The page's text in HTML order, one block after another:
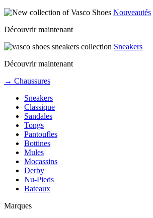
Nouveautés
Découvrir maintenant
Sneakers
Découvrir maintenant
→ Chaussures
Sneakers
Classique
Sandales
Tongs
Pantoufles
Bottines
Mules
Mocassins
Derby
Nu-Pieds
Bateaux
Marques